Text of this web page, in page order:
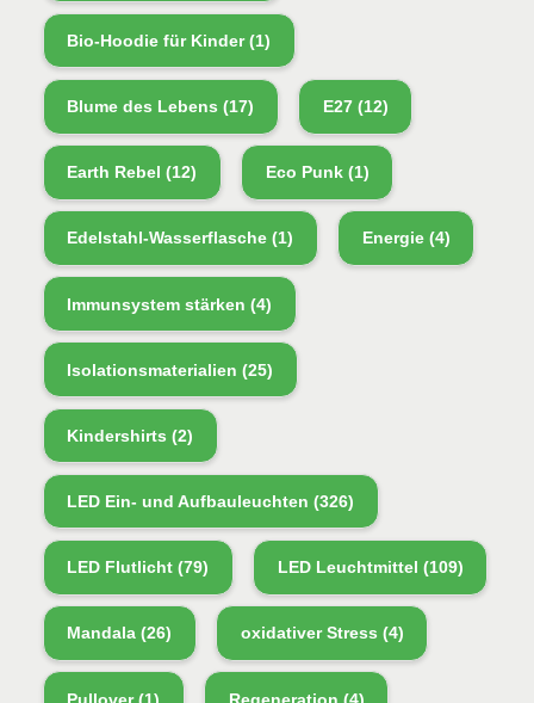
Bio-Hoodie für Kinder(1)
Blume des Lebens (17) E27(12)
Earth Rebel (12) Eco Punk(1)
Edelstahl-Wasserflasche (1) Energie(4)
Immunsystem stärken (4)
Isolationsmaterialien (25)
Kindershirts (2)
LED Ein- und Aufbauleuchten (326)
LED Flutlicht (79) LED Leuchtmittel (109)
Mandala (26) oxidativer Stress (4)
Pullover(1) Regeneration (4)